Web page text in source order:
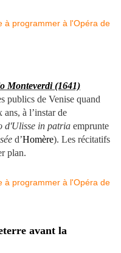
Monteverdi (1641)
publics de Venise quand
à l’instar de
d'Ulisse in patria emprunte
d’Homère). Les récitatifs
plan.
avant la